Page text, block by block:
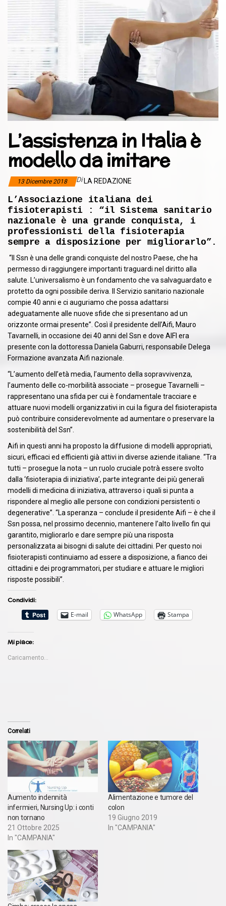
L’assistenza in Italia è
modello da imitare
13 Dicembre 2018 DiLA REDAZIONE
L’Associazione italiana dei
fisioterapisti : “il Sistema sanitario
nazionale è una grande conquista, i
professionisti della fisioterapia
sempre a disposizione per migliorarlo”.
“Il Ssn è una delle grandi conquiste del nostro Paese, che ha
permesso di raggiungere importanti traguardi nel diritto alla
salute. L’universalismo è un fondamento che va salvaguardato e
protetto da ogni possibile deriva. Il Servizio sanitario nazionale
compie 40 anni e ci auguriamo che possa adattarsi
adeguatamente alle nuove sfide che si presentano ad un
orizzonte ormai presente”. Così il presidente dell’Aifi, Mauro
Tavarnelli, in occasione dei 40 anni del Ssn e dove AIFI era
presente con la dottoressa Daniela Gaburri, responsabile Delega
Formazione avanzata Aifi nazionale.
“L’aumento dell’età media, l’aumento della sopravvivenza,
l’aumento delle co-morbilità associate – prosegue Tavarnelli –
rappresentano una sfida per cui è fondamentale tracciare e
attuare nuovi modelli organizzativi in cui la figura del fisioterapista
può contribuire considerevolmente ad aumentare o preservare la
sostenibilità del Ssn”.
Aifi in questi anni ha proposto la diffusione di modelli appropriati,
sicuri, efficaci ed efficienti già attivi in diverse aziende italiane. “Tra
tutti – prosegue la nota – un ruolo cruciale potrà essere svolto
dalla ‘fisioterapia di iniziativa’, parte integrante dei più generali
modelli di medicina di iniziativa, attraverso i quali si punta a
rispondere al meglio alle persone con condizioni persistenti o
degenerative”. “La speranza – conclude il presidente Aifi – è che il
Ssn possa, nel prossimo decennio, mantenere l’alto livello fin qui
garantito, migliorarlo e dare sempre più una risposta
personalizzata ai bisogni di salute dei cittadini. Per questo noi
fisioterapisti continuiamo ad essere a disposizione, a fianco dei
cittadini e dei programmatori, per studiare e attuare le migliori
risposte possibili”.
Condividi:
E-mail
WhatsApp Stampa
Mi piace:
Caricamento...
Correlati
Aumento indennità
infermieri, Nursing Up: i conti
non tornano
21 Ottobre 2025
In "CAMPANIA"
Alimentazione e tumore del
colon
19 Giugno 2019
In "CAMPANIA"